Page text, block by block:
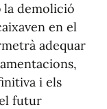
la demolició
en el
adequar
i els
futur